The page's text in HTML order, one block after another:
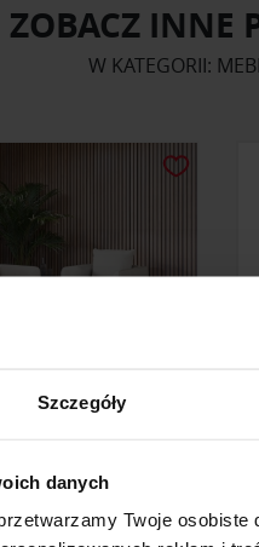
Szczegóły
danych
Twoje osobiste
ZOBACZ INNE
W KATEGORII:
CENĘ W SALONIE